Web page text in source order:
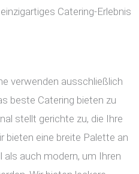
Catering-Erlebnis
verwenden ausschließlich
beste Catering bieten zu
stellt gerichte zu, die Ihre
bieten eine breite Palette an
als auch modern, um Ihren